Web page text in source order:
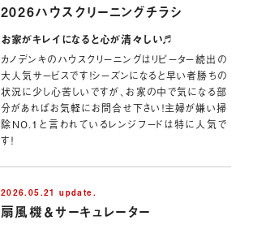
2026ハウスクリーニングチラシ
お家がキレイになると心が清々しい♬
カノデンキのハウスクリーニングはリピーター続出の
大人気サービスです！シーズンになると早い者勝ちの
状況に少し心苦しいですが、お家の中で気になる部
分があればお気軽にお問合せ下さい！主婦が嫌い掃
除NO.1と言われているレンジフードは特に人気で
す！
2026.05.21 update.
扇風機＆サーキュレーター